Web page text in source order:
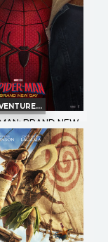
annonce
BRAND NEW
DAY
et Infos
annonce